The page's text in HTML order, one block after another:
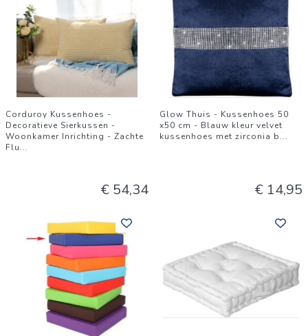
Corduroy Kussenhoes -
Decoratieve Sierkussen -
Woonkamer Inrichting - Zachte
Flu...
€ 54,34
Glow Thuis - Kussenhoes 50
x50 cm - Blauw kleur velvet
kussenhoes met zirconia b...
€ 14,95